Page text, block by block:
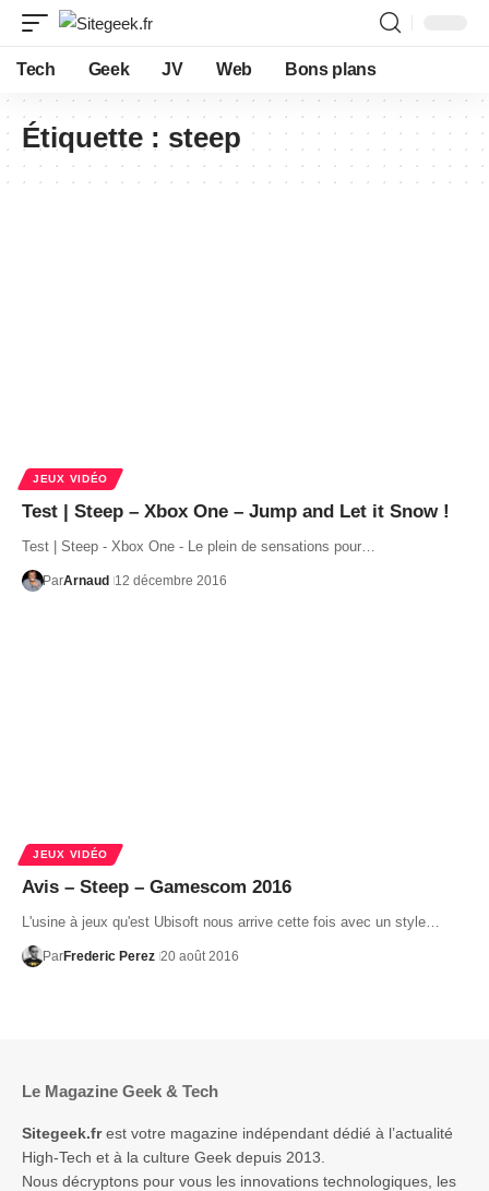
Tech Geek JV Web Bons plans
Étiquette : steep
JEUX VIDÉO
Test | Steep – Xbox One – Jump and Let it Snow !
Test | Steep - Xbox One - Le plein de sensations pour…
ParArnaud 12 décembre 2016
JEUX VIDÉO
Avis – Steep – Gamescom 2016
L'usine à jeux qu'est Ubisoft nous arrive cette fois avec un style…
ParFrederic Perez 20 août 2016
Le Magazine Geek & Tech
Sitegeek.frest votre magazine indépendant dédié à l’actualité
High-Tech et à la culture Geek depuis 2013.
Nous décryptons pour vous les innovations technologiques, les